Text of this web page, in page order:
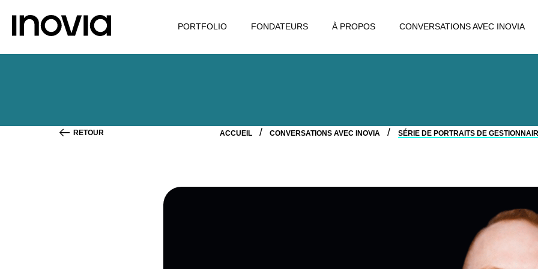
PORTFOLIO FONDATEURS À PROPOS CONVERSATIONS AVEC INOVIA
RETOUR ACCUEIL CONVERSATIONS AVEC INOVIA SÉRIE DE PORTRAITS DE